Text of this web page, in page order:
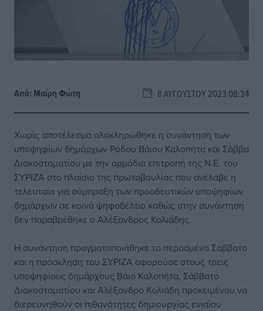
Από: Μαίρη Φώτη 8 ΑΥΓΟΎΣΤΟΥ 2023 08:34
Χωρίς αποτέλεσμα ολοκληρώθηκε η συνάντηση των
υποψηφίων δημάρχων Ρόδου Βάιου Καλοπήτα και Σάββα
Διακοσταματίου με την αρμόδια επιτροπή της Ν.Ε. του
ΣΥΡΙΖΑ στο πλαίσιο της πρωτοβουλίας που ανέλαβε η
τελευταία για σύμπραξη των προοδευτικών υποψηφίων
δημάρχων σε κοινό ψηφοδέλτιο καθώς στην συνάντηση
δεν παραβρέθηκε ο Αλέξανδρος Κολιάδης.
Η συνάντηση πραγματοποιήθηκε το περασμένο Σάββατο
και η πρόσκληση του ΣΥΡΙΖΑ αφορούσε στους τρεις
υποψηφίους δημάρχους Βάιο Καλοπήτα, Σάββατο
Διακοσταματίου και Αλέξανδρο Κολιάδη προκειμένου να
διερευνηθούν οι πιθανότητες δημιουργίας ενιαίου